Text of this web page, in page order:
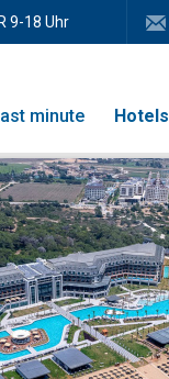
9-18 Uhr
minute Hotels